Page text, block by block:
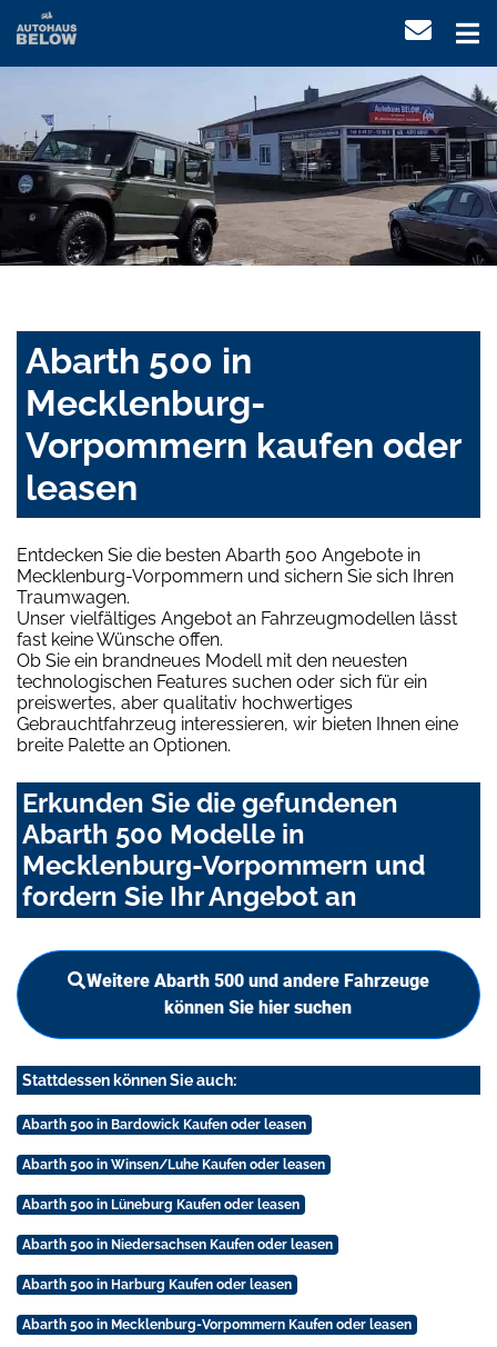
Abarth 500 in
Mecklenburg-
Vorpommern kaufen oder
leasen
Entdecken Sie die besten Abarth 500 Angebote in
Mecklenburg-Vorpommern und sichern Sie sich Ihren
Traumwagen.
Unser vielfältiges Angebot an Fahrzeugmodellen lässt
fast keine Wünsche offen.
Ob Sie ein brandneues Modell mit den neuesten
technologischen Features suchen oder sich für ein
preiswertes, aber qualitativ hochwertiges
Gebrauchtfahrzeug interessieren, wir bieten Ihnen eine
breite Palette an Optionen.
Erkunden Sie die gefundenen
Abarth 500 Modelle in
Mecklenburg-Vorpommern und
fordern Sie Ihr Angebot an
Weitere Abarth 500 und andere Fahrzeuge
können Sie hier suchen
Stattdessen können Sie auch:
Abarth 500 in Bardowick Kaufen oder leasen
Abarth 500 in Winsen/Luhe Kaufen oder leasen
Abarth 500 in Lüneburg Kaufen oder leasen
Abarth 500 in Niedersachsen Kaufen oder leasen
Abarth 500 in Harburg Kaufen oder leasen
Abarth 500 in Mecklenburg-Vorpommern Kaufen oder leasen